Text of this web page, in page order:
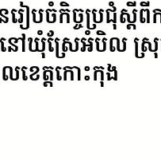
ៀបចំកិច្ចប្រជុំស្តី
ឃុំស្រែអំបិល ស្រុ
េត្តកោះកុង